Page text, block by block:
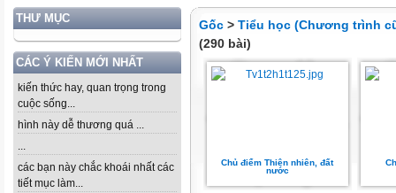
THƯ MỤC
CÁC Ý KIẾN MỚI NHẤT
kiến thức hay, quan trọng trong
cuộc sống...
hình này dễ thương quá ...
...
các bạn này chắc khoái nhất các
tiết mục làm...
Gốc > Tiểu học (Chương trình
(290 bài)
Chủ điểm Thiên nhiên, đất
nước